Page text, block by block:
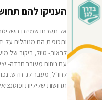
העניקו להם
אל תשכחו שמידת
ותכופות הם מנוהלים על
לבאות- טיול, ביקור של
עם ניחוח מעורר חרדה-
לחו"ל, מעבר לגן חדש.
תחושות שליליות